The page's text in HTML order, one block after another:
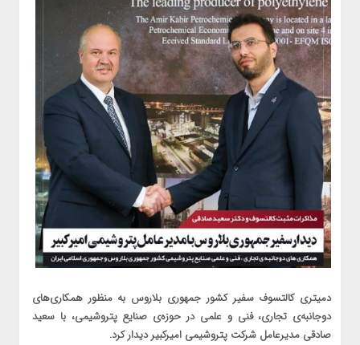
دمیتری کالتسوف سفیر کشور جمهوری بلاروس به منظور همکاری‌های
دوجانبه‌ی تجاری، فنی و علمی در حوزه‌ی صنایع پتروشیمی، با سعید
صادقی مدیرعامل شرکت پتروشیمی امیرکبیر دیدار کرد.